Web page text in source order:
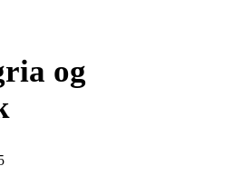
og